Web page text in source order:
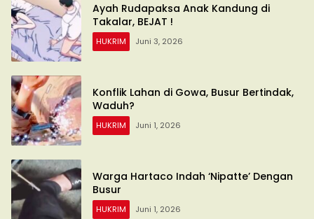
Ayah Rudapaksa Anak Kandung di
Takalar, BEJAT !
HUKRIM Juni 3, 2026
Konflik Lahan di Gowa, Busur Bertindak,
Waduh?
HUKRIM Juni 1, 2026
Warga Hartaco Indah ‘Nipatte’ Dengan
Busur
HUKRIM Juni 1, 2026